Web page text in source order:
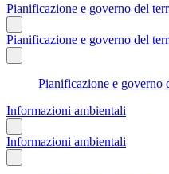
Pianificazione e governo del
Pianificazione e governo del
Pianificazione e governo
Informazioni ambientali
Informazioni ambientali